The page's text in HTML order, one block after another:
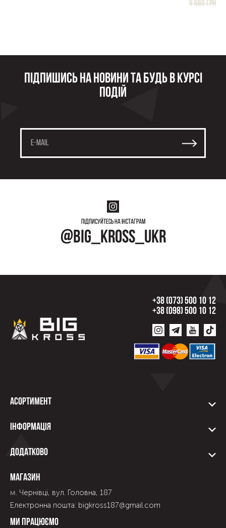
6 660 грн
Підпишись на новини та будь в курсі
подій
Підписуйтесь на інстаграм
@big_kross_ukr
+38 (073) 500 10 12
+38 (098) 500 10 12
Асортимент
Інформація
Додатково
Магазин
м. Чернівці, вул. Головна, 187
Електронна пошта: bigkross187@gmail.com
Ми працюємо